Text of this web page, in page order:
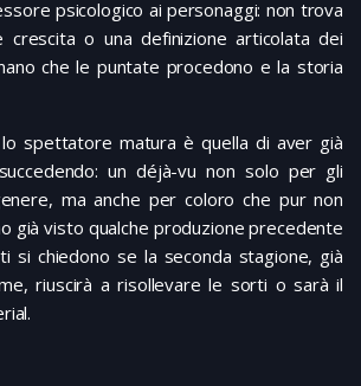
psicologico ai personaggi: non trova
crescita o una definizione articolata dei
che le puntate procedono e la storia
lo spettatore matura è quella di aver già
un déjà-vu non solo per gli
ma anche per coloro che pur non
già visto qualche produzione precedente
si chiedono se la seconda stagione, già
riuscirà a risollevare le sorti o sarà il